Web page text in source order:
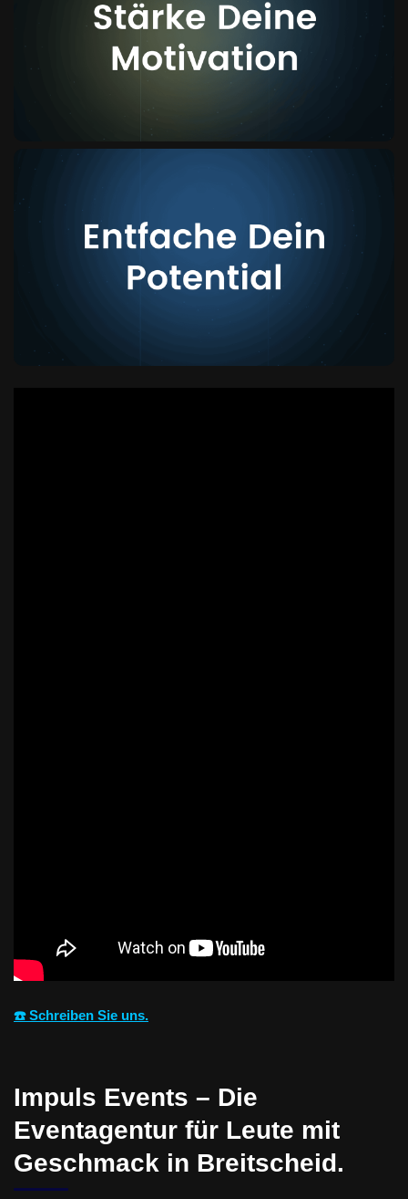
☎️ Schreiben Sie uns.
Impuls Events – Die
Eventagentur für Leute mit
Geschmack in Breitscheid.